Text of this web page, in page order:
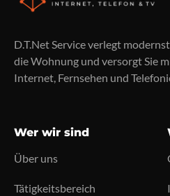
D.T.Net Service verlegt
die Wohnung und versorgt Sie
Internet, Fernsehen und
Wer wir sind
Über uns
Tätigkeitsbereich